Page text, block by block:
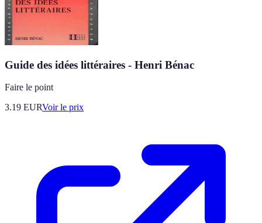
Guide des idées littéraires - Henri Bénac
Faire le point
3.19 EURVoir le prix